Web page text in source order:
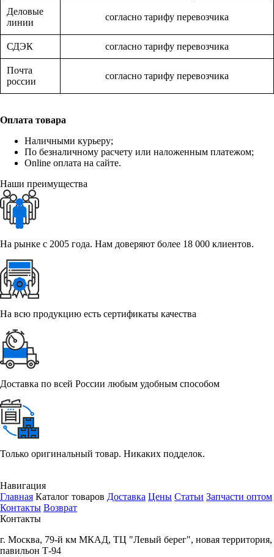
Деловые
линии
согласно тарифу перевозчика
СДЭК согласно тарифу перевозчика
Почта
россии
согласно тарифу перевозчика
Оплата товара
Наличными курьеру;
По безналичному расчету или наложенным платежом;
Online оплата на сайте.
Наши преимущества
На рынке с 2005 года. Нам доверяют более 18 000 клиентов.
На всю продукцию есть сертификаты качества
Доставка по всей России любым удобным способом
Только оригинальный товар. Никаких подделок.
Навигация
Главная Каталог товаров Доставка Цены Статьи Запчасти оптом
Контакты Возврат
Контакты
г. Москва, 79-й км МКАД, ТЦ "Левый берег", новая территория,
павильон Т-94